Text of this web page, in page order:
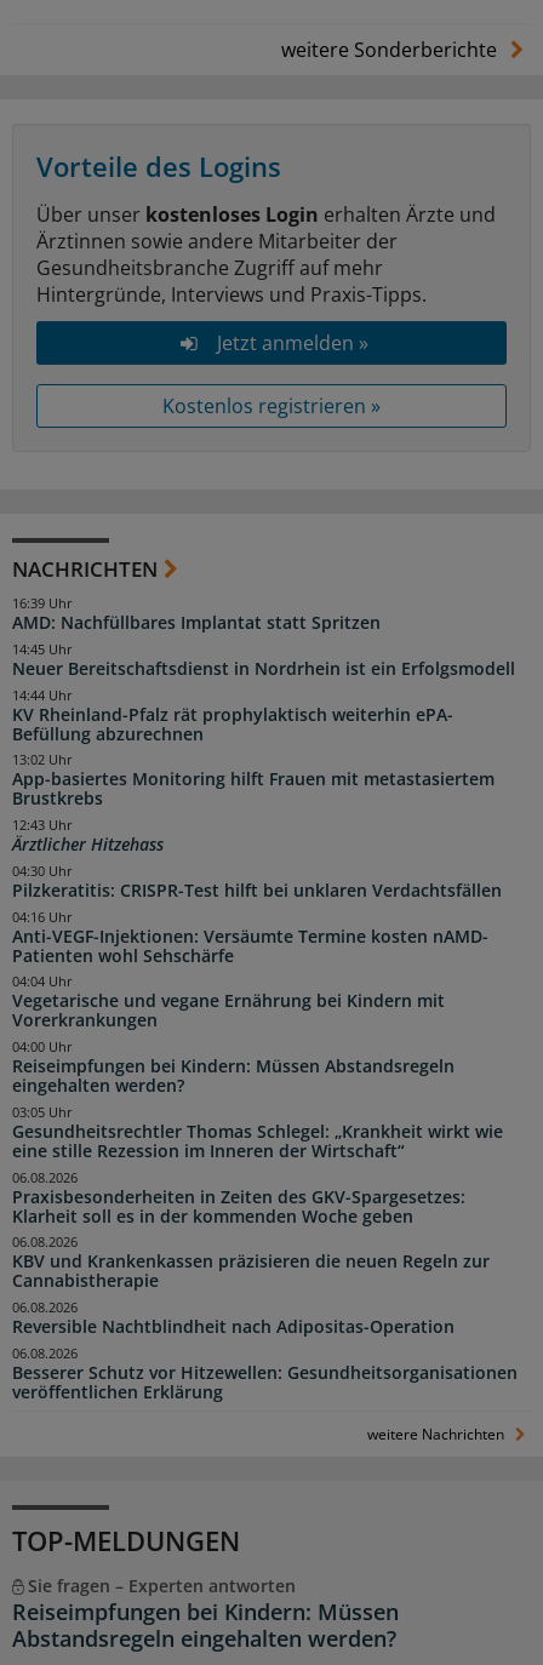
weitere Sonderberichte
Vorteile des Logins
Über unser kostenloses Login erhalten Ärzte und
Ärztinnen sowie andere Mitarbeiter der
Gesundheitsbranche Zugriff auf mehr
Hintergründe, Interviews und Praxis-Tipps.
Jetzt anmelden »
Kostenlos registrieren »
NACHRICHTEN
AMD: Nachfüllbares Implantat statt Spritzen
16:39 Uhr
Neuer Bereitschaftsdienst in Nordrhein ist ein Erfolgsmodell
14:45 Uhr
KV Rheinland-Pfalz rät prophylaktisch weiterhin ePA-
Befüllung abzurechnen
14:44 Uhr
App-basiertes Monitoring hilft Frauen mit metastasiertem
Brustkrebs
13:02 Uhr
Ärztlicher Hitzehass
12:43 Uhr
Pilzkeratitis: CRISPR-Test hilft bei unklaren Verdachtsfällen
04:30 Uhr
Anti-VEGF-Injektionen: Versäumte Termine kosten nAMD-
Patienten wohl Sehschärfe
04:16 Uhr
Vegetarische und vegane Ernährung bei Kindern mit
Vorerkrankungen
04:04 Uhr
Reiseimpfungen bei Kindern: Müssen Abstandsregeln
eingehalten werden?
04:00 Uhr
Gesundheitsrechtler Thomas Schlegel: „Krankheit wirkt wie
eine stille Rezession im Inneren der Wirtschaft“
03:05 Uhr
Praxisbesonderheiten in Zeiten des GKV-Spargesetzes:
Klarheit soll es in der kommenden Woche geben
06.08.2026
KBV und Krankenkassen präzisieren die neuen Regeln zur
Cannabistherapie
06.08.2026
Reversible Nachtblindheit nach Adipositas-Operation
06.08.2026
Besserer Schutz vor Hitzewellen: Gesundheitsorganisationen
veröffentlichen Erklärung
06.08.2026
weitere Nachrichten
TOP-MELDUNGEN
Sie fragen – Experten antworten
Reiseimpfungen bei Kindern: Müssen
Abstandsregeln eingehalten werden?